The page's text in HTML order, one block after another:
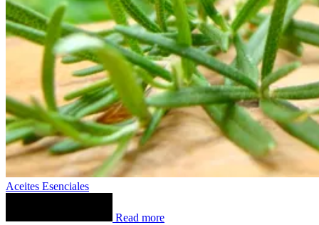
Aceites Esenciales
Read more